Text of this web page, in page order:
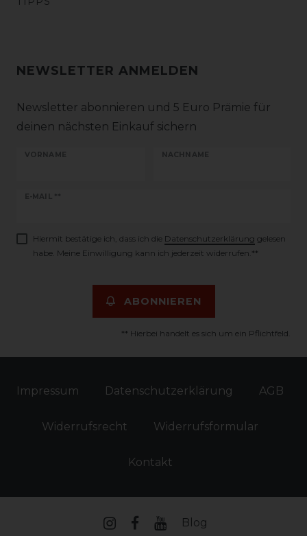
NEWSLETTER ANMELDEN
Newsletter abonnieren und 5 Euro Prämie für
deinen nächsten Einkauf sichern
VORNAME NACHNAME
E-MAIL **
Newsletter
Hiermit bestätige ich, dass ich die Daten­schutz­erklärung gelesen
habe. Meine Einwilligung kann ich jederzeit widerrufen.**
ABONNIEREN
** Hierbei handelt es sich um ein Pflichtfeld.
Impressum Daten­schutz­erklärung AGB
Widerrufs­recht Widerrufs­formular
Kontakt
Blog